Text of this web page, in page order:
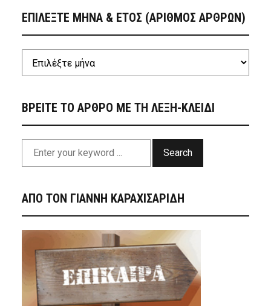
ΕΠΙΛΕΞΤΕ ΜΗΝΑ & ΕΤΟΣ (ΑΡΙΘΜΟΣ ΑΡΘΡΩΝ)
ΒΡΕΙΤΕ ΤΟ ΑΡΘΡΟ ΜΕ ΤΗ ΛΕΞΗ-ΚΛΕΙΔΙ
Search
ΑΠΟ ΤΟΝ ΓΙΑΝΝΗ ΚΑΡΑΧΙΣΑΡΙΔΗ